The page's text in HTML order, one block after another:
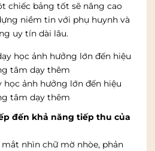
chiếc bảng tốt sẽ nâng cao
niềm tin với phụ huynh và
uy tín dài lâu.
học ảnh hưởng lớn đến hiệu
tâm dạy thêm
đến khả năng tiếp thu của
nhìn chữ mờ nhòe, phản